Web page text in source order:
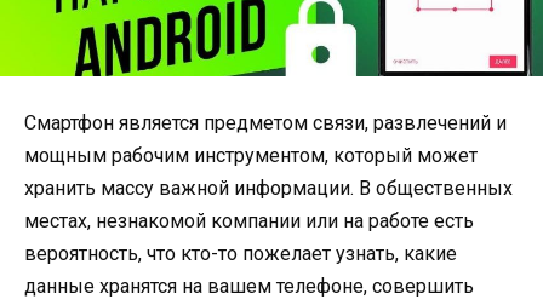
Смартфон является предметом связи, развлечений и
мощным рабочим инструментом, который может
хранить массу важной информации. В общественных
местах, незнакомой компании или на работе есть
вероятность, что кто-то пожелает узнать, какие
данные хранятся на вашем телефоне, совершить